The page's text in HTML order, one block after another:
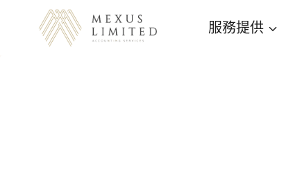
服務提供